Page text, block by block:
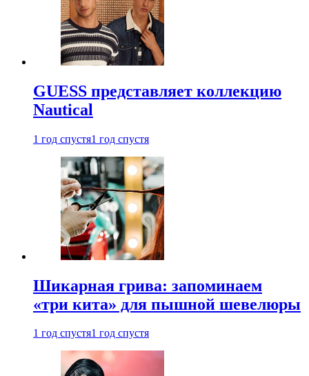
GUESS представляет коллекцию
Nautical
1 год спустя1 год спустя
Шикарная грива: запоминаем
«три кита» для пышной шевелюры
1 год спустя1 год спустя